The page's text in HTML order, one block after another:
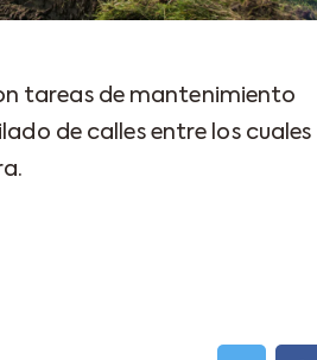
tareas de mantenimiento
de calles entre los cuales